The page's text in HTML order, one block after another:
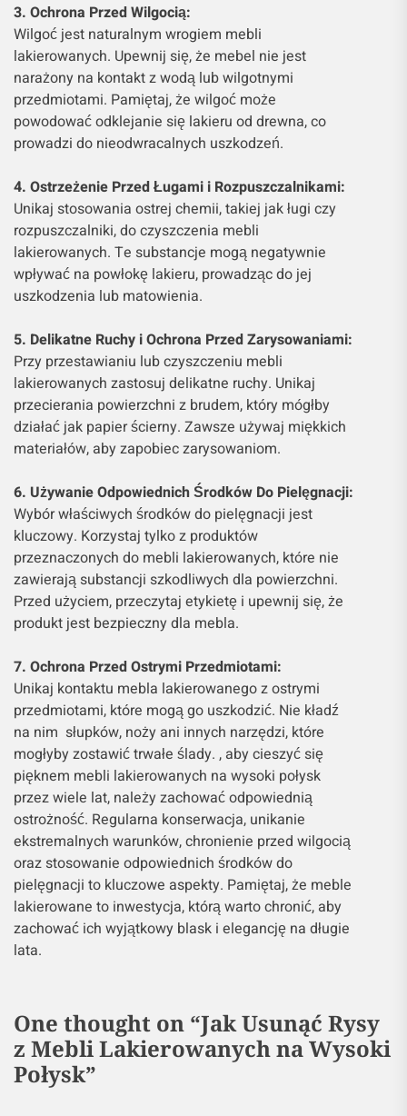
3. Ochrona Przed Wilgocią:
Wilgoć jest naturalnym wrogiem mebli
lakierowanych. Upewnij się, że mebel nie jest
narażony na kontakt z wodą lub wilgotnymi
przedmiotami. Pamiętaj, że wilgoć może
powodować odklejanie się lakieru od drewna, co
prowadzi do nieodwracalnych uszkodzeń.
4. Ostrzeżenie Przed Ługami i Rozpuszczalnikami:
Unikaj stosowania ostrej chemii, takiej jak ługi czy
rozpuszczalniki, do czyszczenia mebli
lakierowanych. Te substancje mogą negatywnie
wpływać na powłokę lakieru, prowadząc do jej
uszkodzenia lub matowienia.
5. Delikatne Ruchy i Ochrona Przed Zarysowaniami:
Przy przestawianiu lub czyszczeniu mebli
lakierowanych zastosuj delikatne ruchy. Unikaj
przecierania powierzchni z brudem, który mógłby
działać jak papier ścierny. Zawsze używaj miękkich
materiałów, aby zapobiec zarysowaniom.
6. Używanie Odpowiednich Środków Do Pielęgnacji:
Wybór właściwych środków do pielęgnacji jest
kluczowy. Korzystaj tylko z produktów
przeznaczonych do mebli lakierowanych, które nie
zawierają substancji szkodliwych dla powierzchni.
Przed użyciem, przeczytaj etykietę i upewnij się, że
produkt jest bezpieczny dla mebla.
7. Ochrona Przed Ostrymi Przedmiotami:
Unikaj kontaktu mebla lakierowanego z ostrymi
przedmiotami, które mogą go uszkodzić. Nie kładź
na nim słupków, noży ani innych narzędzi, które
mogłyby zostawić trwałe ślady. , aby cieszyć się
pięknem mebli lakierowanych na wysoki połysk
przez wiele lat, należy zachować odpowiednią
ostrożność. Regularna konserwacja, unikanie
ekstremalnych warunków, chronienie przed wilgocią
oraz stosowanie odpowiednich środków do
pielęgnacji to kluczowe aspekty. Pamiętaj, że meble
lakierowane to inwestycja, którą warto chronić, aby
zachować ich wyjątkowy blask i elegancję na długie
lata.
One thought on “Jak Usunąć Rysy
z Mebli Lakierowanych na Wysoki
Połysk”